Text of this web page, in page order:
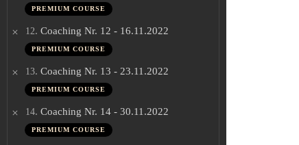
PREMIUM COURSE
12. Coaching Nr. 12 - 16.11.2022
PREMIUM COURSE
13. Coaching Nr. 13 - 23.11.2022
PREMIUM COURSE
14. Coaching Nr. 14 - 30.11.2022
PREMIUM COURSE